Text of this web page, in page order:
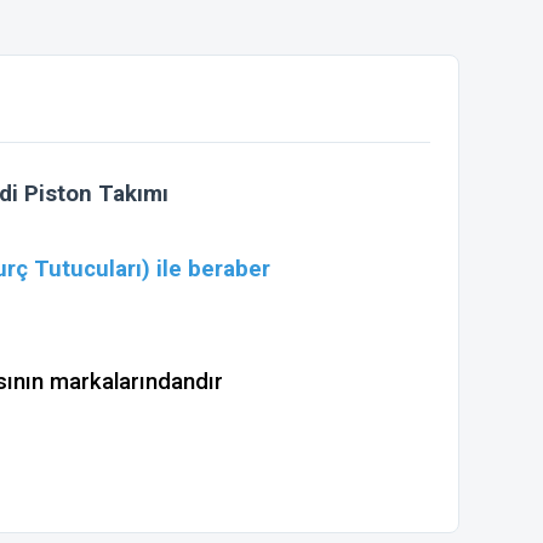
Piston Takımı
Tutucuları) ile beraber
markalarındandır